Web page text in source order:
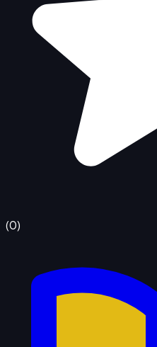
(0)